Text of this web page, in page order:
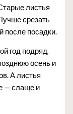
листья
срезать
после посадки.
год подряд,
осень и
А листья
— слаще и